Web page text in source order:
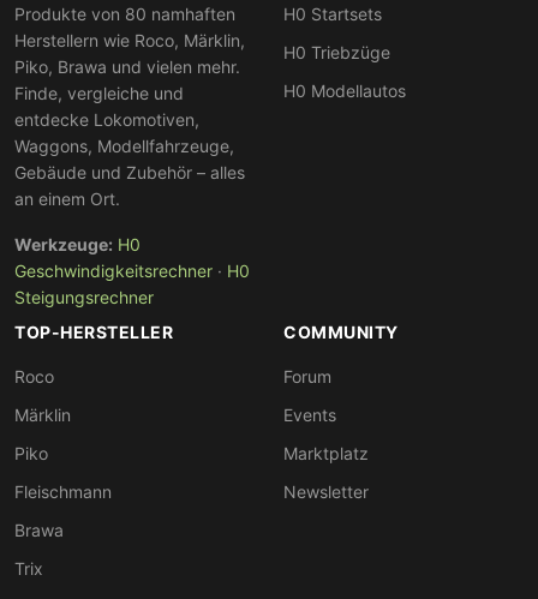
Produkte von 80 namhaften
Herstellern wie Roco, Märklin,
Piko, Brawa und vielen mehr.
Finde, vergleiche und
entdecke Lokomotiven,
Waggons, Modellfahrzeuge,
Gebäude und Zubehör – alles
an einem Ort.
Werkzeuge: H0
Geschwindigkeitsrechner · H0
Steigungsrechner
H0 Startsets
H0 Triebzüge
H0 Modellautos
TOP-HERSTELLER
Roco
Märklin
Piko
Fleischmann
Brawa
Trix
COMMUNITY
Forum
Events
Marktplatz
Newsletter